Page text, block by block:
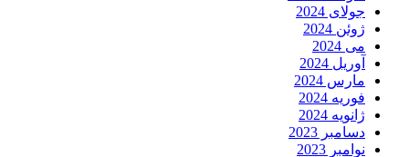
جولای 2024
ژوئن 2024
می 2024
آوریل 2024
مارس 2024
فوریه 2024
ژانویه 2024
دسامبر 2023
نوامبر 2023